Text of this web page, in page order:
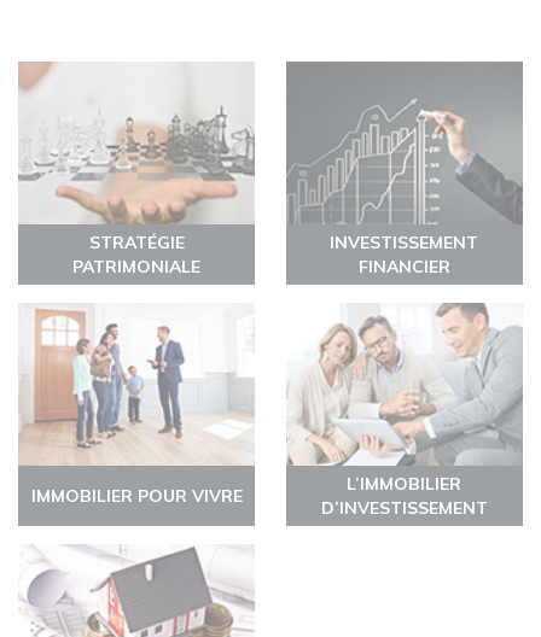
STRATÉGIE
PATRIMONIALE
INVESTISSEMENT
FINANCIER
IMMOBILIER POUR VIVRE
L’IMMOBILIER
D’INVESTISSEMENT